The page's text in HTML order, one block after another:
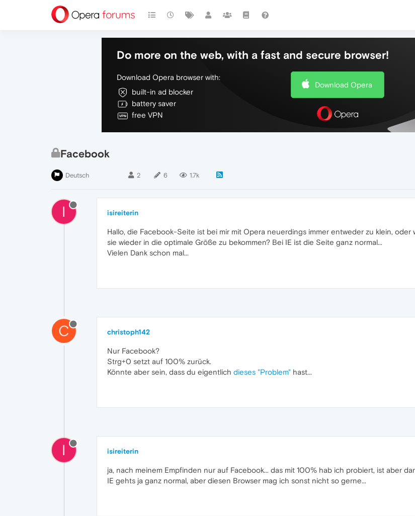
Do more on the web, with a fast and secure browser!
Download Opera browser with:
built-in ad blocker
battery saver
free VPN
Download Opera
Facebook
Deutsch 2 6 1.7k
I isireiterin
Hallo, die Facebook-Seite ist bei mir mit Opera neuerdings immer entweder zu klein,
sie wieder in die optimale Größe zu bekommen? Bei IE ist die Seite ganz normal...
Vielen Dank schon mal...
C christoph142
Nur Facebook?
Strg+0 setzt auf 100% zurück.
Könnte aber sein, dass du eigentlich dieses "Problem" hast...
I isireiterin
ja, nach meinem Empfinden nur auf Facebook... das mit 100% hab ich probiert, ist aber
IE gehts ja ganz normal, aber diesen Browser mag ich sonst nicht so gerne...